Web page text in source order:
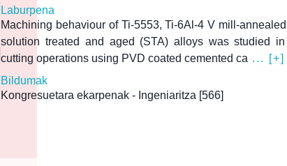
Laburpena
Machining behaviour of Ti-5553, Ti-6Al-4 V mill-
solution treated and aged (STA) alloys was studied in
cutting operations using PVD coated cemented ca ... [+]
Bildumak
Kongresuetara ekarpenak - Ingeniaritza [566]